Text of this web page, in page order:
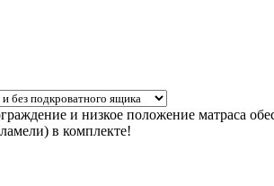
и низкое положение матраса
в комплекте!